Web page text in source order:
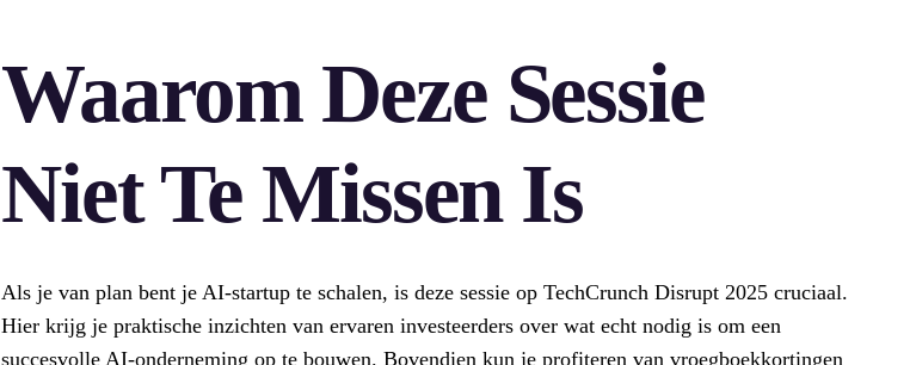
Waarom Deze Sessie
Niet Te Missen Is
Als je van plan bent je AI-startup te schalen, is deze sessie op TechCrunch Disrupt 2025 cruciaal.
Hier krijg je praktische inzichten van ervaren investeerders over wat echt nodig is om een
succesvolle AI-onderneming op te bouwen. Bovendien kun je profiteren van vroegboekkortingen